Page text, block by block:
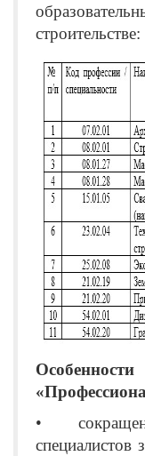
строительстве:
•
специалистов